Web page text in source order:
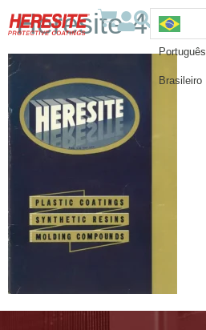
Português
Brasileiro
Heresite 4